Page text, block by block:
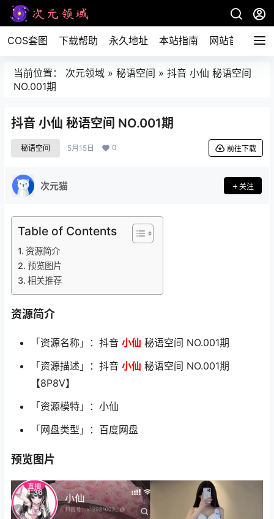
COS套图 下载帮助 永久地址 本站指南 网站首页
当前位置： 次元领域 » 秘语空间 » 抖音 小仙 秘语空间
NO.001期
抖音 小仙 秘语空间 NO.001期
秘语空间 5月15日 0 前往下载
次元猫 关注
Table of Contents
资源简介
预览图片
相关推荐
资源简介
「资源名称」：抖音 小仙 秘语空间 NO.001期
「资源描述」：抖音 小仙 秘语空间 NO.001期
【8P8V】
「资源模特」：小仙
「网盘类型」：百度网盘
预览图片